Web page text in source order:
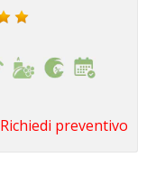
Richiedi preventivo